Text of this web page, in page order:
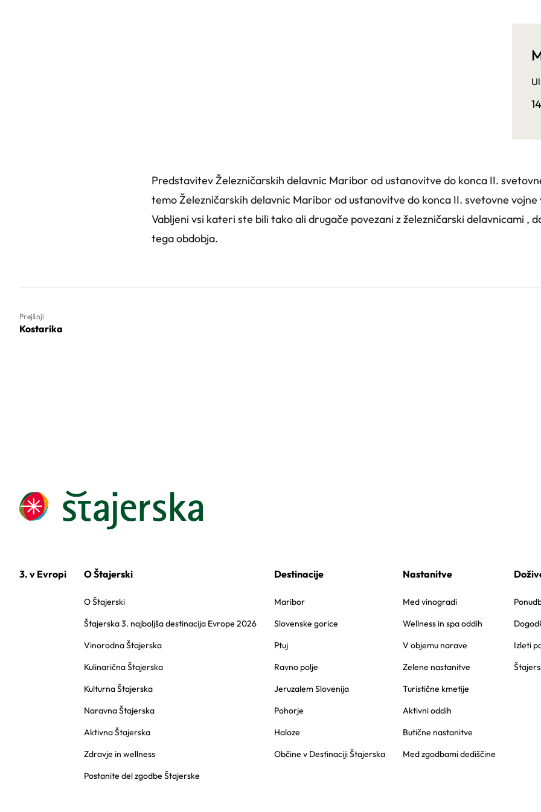
Predstavitev Železničarskih delavnic Maribor od ustanovitve do konca II.
temo Železničarskih delavnic Maribor od ustanovitve do konca II. svetovne
Vabljeni vsi kateri ste bili tako ali drugače povezani z železničarski delavnicami ,
tega obdobja.
Prejšnji
Kostarika
3. v Evropi O Štajerski
O Štajerski
Štajerska 3. najboljša destinacija Evrope 2026
Vinorodna Štajerska
Kulinarična Štajerska
Kulturna Štajerska
Naravna Štajerska
Aktivna Štajerska
Zdravje in wellness
Postanite del zgodbe Štajerske
Destinacije
Maribor
Slovenske gorice
Ptuj
Ravno polje
Jeruzalem Slovenija
Pohorje
Haloze
Občine v Destinaciji Štajerska
Nastanitve
Med vinogradi
Wellness in spa oddih
V objemu narave
Zelene nastanitve
Turistične kmetije
Aktivni oddih
Butične nastanitve
Med zgodbami dediščine
Izleti